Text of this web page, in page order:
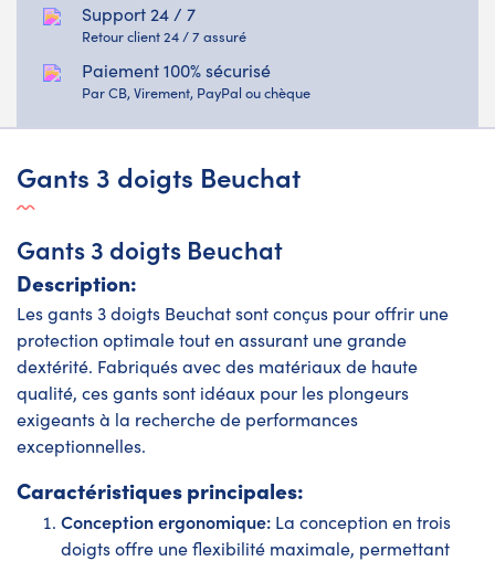
Support 24 / 7
Retour client 24 / 7 assuré
Paiement 100% sécurisé
Par CB, Virement, PayPal ou chèque
Gants 3 doigts Beuchat
Gants 3 doigts Beuchat
Description:
Les gants 3 doigts Beuchat sont conçus pour offrir une
protection optimale tout en assurant une grande
dextérité. Fabriqués avec des matériaux de haute
qualité, ces gants sont idéaux pour les plongeurs
exigeants à la recherche de performances
exceptionnelles.
Caractéristiques principales:
Conception ergonomique: La conception en trois
doigts offre une flexibilité maximale, permettant